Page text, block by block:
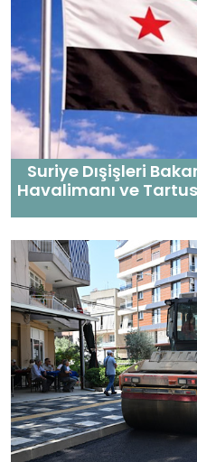
Suriye Dışişleri
Havalimanı ve